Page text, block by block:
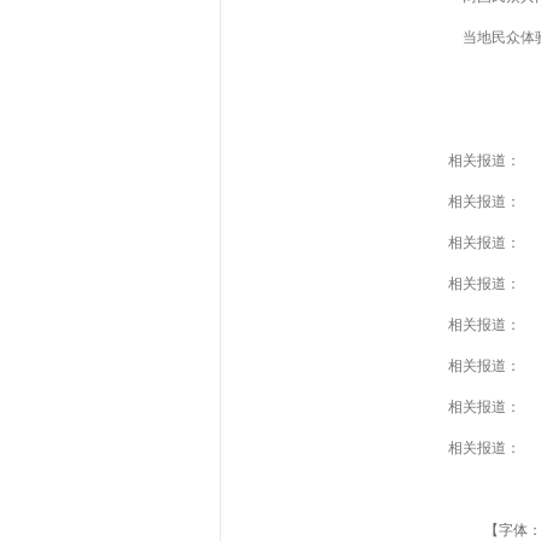
当地民众体
相关报道：
相关报道：
相关报道：
相关报道：
相关报道：
相关报道：
相关报道：
相关报道：
【字体：